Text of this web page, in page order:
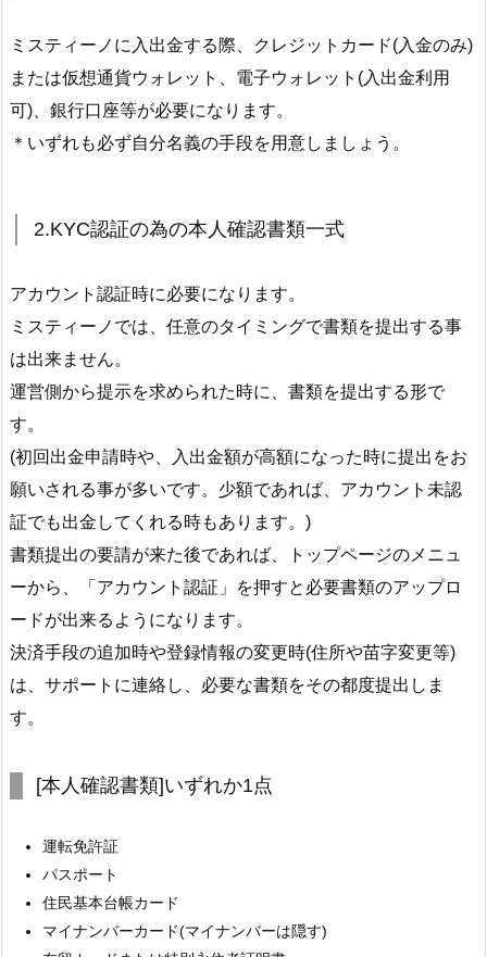
ミスティーノに入出金する際、クレジットカード(入金のみ)
または仮想通貨ウォレット、電子ウォレット(入出金利用
可)、銀行口座等が必要になります。
＊いずれも必ず自分名義の手段を用意しましょう。
2.KYC認証の為の本人確認書類一式
アカウント認証時に必要になります。
ミスティーノでは、任意のタイミングで書類を提出する事
は出来ません。
運営側から提示を求められた時に、書類を提出する形で
す。
(初回出金申請時や、入出金額が高額になった時に提出をお
願いされる事が多いです。少額であれば、アカウント未認
証でも出金してくれる時もあります。)
書類提出の要請が来た後であれば、トップページのメニュ
ーから、「アカウント認証」を押すと必要書類のアップロ
ードが出来るようになります。
決済手段の追加時や登録情報の変更時(住所や苗字変更等)
は、サポートに連絡し、必要な書類をその都度提出しま
す。
[本人確認書類]いずれか1点
運転免許証
パスポート
住民基本台帳カード
マイナンバーカード(マイナンバーは隠す)